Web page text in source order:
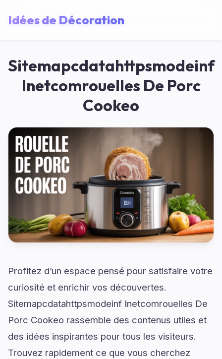
Idées de Décoration
Sitemapcdatahttpsmodeinf
Inetcomrouelles De Porc
Cookeo
Profitez d’un espace pensé pour satisfaire votre
curiosité et enrichir vos découvertes.
Sitemapcdatahttpsmodeinf Inetcomrouelles De
Porc Cookeo rassemble des contenus utiles et
des idées inspirantes pour tous les visiteurs.
Trouvez rapidement ce que vous cherchez